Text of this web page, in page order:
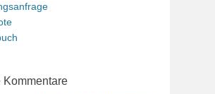
Kommentare